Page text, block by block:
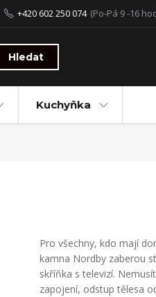
Hledat
+420 602 250 074 (Po-Pá 9 -16
Kuchyňka
Pro všechny, kdo mají
kamna Nordby zaberou
skříňka s televizí.
zapojení, odstup tělesa